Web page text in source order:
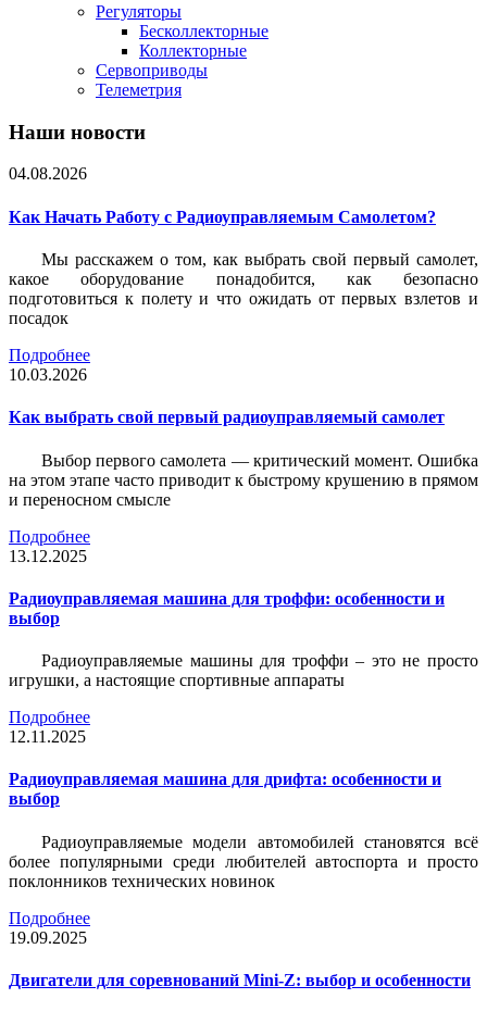
Регуляторы
Бесколлекторные
Коллекторные
Сервоприводы
Телеметрия
Наши новости
04.08.2026
Как Начать Работу с Радиоуправляемым Самолетом?
Мы расскажем о том, как выбрать свой первый самолет,
какое оборудование понадобится, как безопасно
подготовиться к полету и что ожидать от первых взлетов и
посадок
Подробнее
10.03.2026
Как выбрать свой первый радиоуправляемый самолет
Выбор первого самолета — критический момент. Ошибка
на этом этапе часто приводит к быстрому крушению в прямом
и переносном смысле
Подробнее
13.12.2025
Радиоуправляемая машина для троффи: особенности и
выбор
Радиоуправляемые машины для троффи – это не просто
игрушки, а настоящие спортивные аппараты
Подробнее
12.11.2025
Радиоуправляемая машина для дрифта: особенности и
выбор
Радиоуправляемые модели автомобилей становятся всё
более популярными среди любителей автоспорта и просто
поклонников технических новинок
Подробнее
19.09.2025
Двигатели для соревнований Mini-Z: выбор и особенности